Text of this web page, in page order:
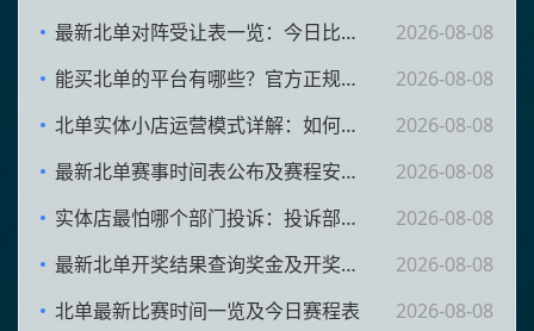
最新北单对阵受让表一览：今日比赛受让情况及分析
2026-08-08
能买北单的平台有哪些？官方正规渠道汇总
2026-08-08
北单实体小店运营模式详解：如何提升销量与管理效益
2026-08-08
最新北单赛事时间表公布及赛程安排一览（持续更新）
2026-08-08
实体店最怕哪个部门投诉：投诉部门与处理流程详解
2026-08-08
最新北单开奖结果查询奖金及开奖结果详情查询指南
2026-08-08
北单最新比赛时间一览及今日赛程表
2026-08-08